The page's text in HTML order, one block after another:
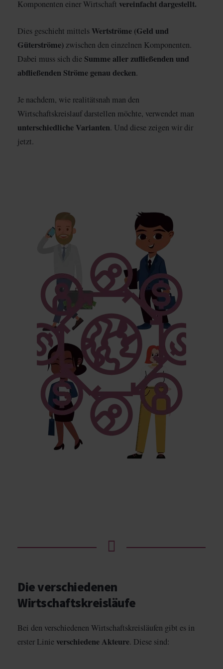
Komponenten einer Wirtschaft vereinfacht dargestellt.
Dies geschieht mittels Wertströme (Geld und
Güterströme) zwischen den einzelnen Komponenten.
Dabei muss sich die Summe aller zufließenden und
abfließenden Ströme genau decken.
Je nachdem, wie realitätsnah man den
Wirtschaftskreislauf darstellen möchte, verwendet man
unterschiedliche Varianten. Und diese zeigen wir dir
jetzt.
Die verschiedenen
Wirtschaftskreisläufe
Bei den verschiedenen Wirtschaftskreisläufen gibt es in
erster Linie verschiedene Akteure. Diese sind: